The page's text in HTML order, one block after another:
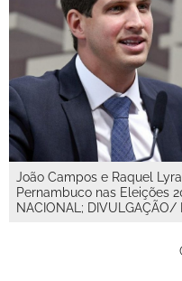
João Campos e Raquel
Pernambuco nas Eleições
NACIONAL; DIVULGAÇÃO/